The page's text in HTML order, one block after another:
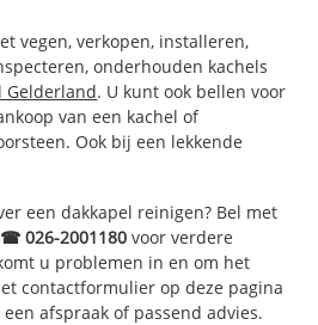
vegen, verkopen, installeren,
onderhouden kachels
Gelderland. U kunt ook bellen voor
van een kachel of
Ook bij een lekkende
een dakkapel reinigen? Bel met
☎ 026-2001180 voor verdere
u problemen in en om het
contactformulier op deze pagina
afspraak of passend advies.